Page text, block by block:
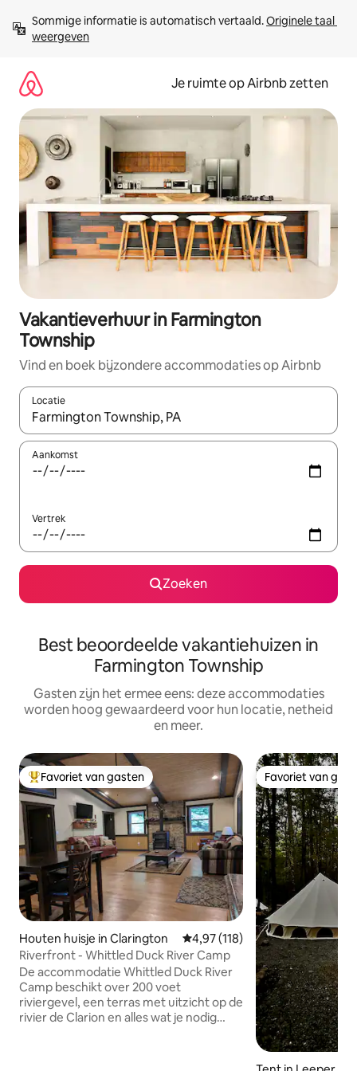
direct
naar
Sommige informatie is automatisch vertaald. Originele taal
weergeven
Je ruimte op Airbnb zetten
Vakantieverhuur in Farmington
Township
Vind en boek bijzondere accommodaties op Airbnb
Locatie
Wanneer er suggesties beschikbaar zijn, maak je een keuze
Aankomst
Vertrek
Zoeken
Best beoordeelde vakantiehuizen in
Farmington Township
Gasten zijn het ermee eens: deze accommodaties
worden hoog gewaardeerd voor hun locatie, netheid
en meer.
Topfavoriet van gasten
Favoriet van gasten
Houten huisje in Clarington Gemiddelde beoordeling van
4,97 (118)
Riverfront - Whittled Duck River Camp
De accommodatie Whittled Duck River
Camp beschikt over 200 voet
riviergevel, een terras met uitzicht op de
rivier de Clarion en alles wat je nodig
Favoriet van
Favoriet van